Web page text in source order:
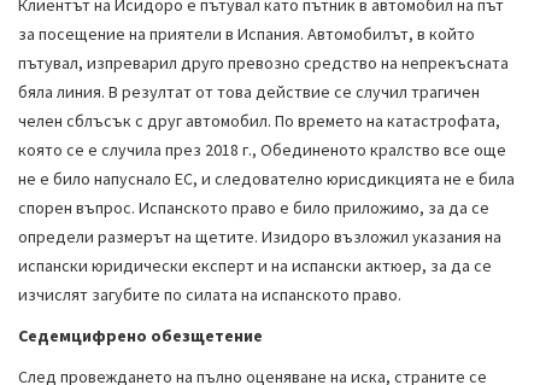
Клиентът на Исидоро е пътувал като пътник в автомобил на път
за посещение на приятели в Испания. Автомобилът, в който
пътувал, изпреварил друго превозно средство на непрекъсната
бяла линия. В резултат от това действие се случил трагичен
челен сблъсък с друг автомобил. По времето на катастрофата,
която се е случила през 2018 г., Обединеното кралство все още
не е било напуснало ЕС, и следователно юрисдикцията не е била
спорен въпрос. Испанското право е било приложимо, за да се
определи размерът на щетите. Изидоро възложил указания на
испански юридически експерт и на испански актюер, за да се
изчислят загубите по силата на испанското право.
Седемцифрено обезщетение
След провеждането на пълно оценяване на иска, страните се